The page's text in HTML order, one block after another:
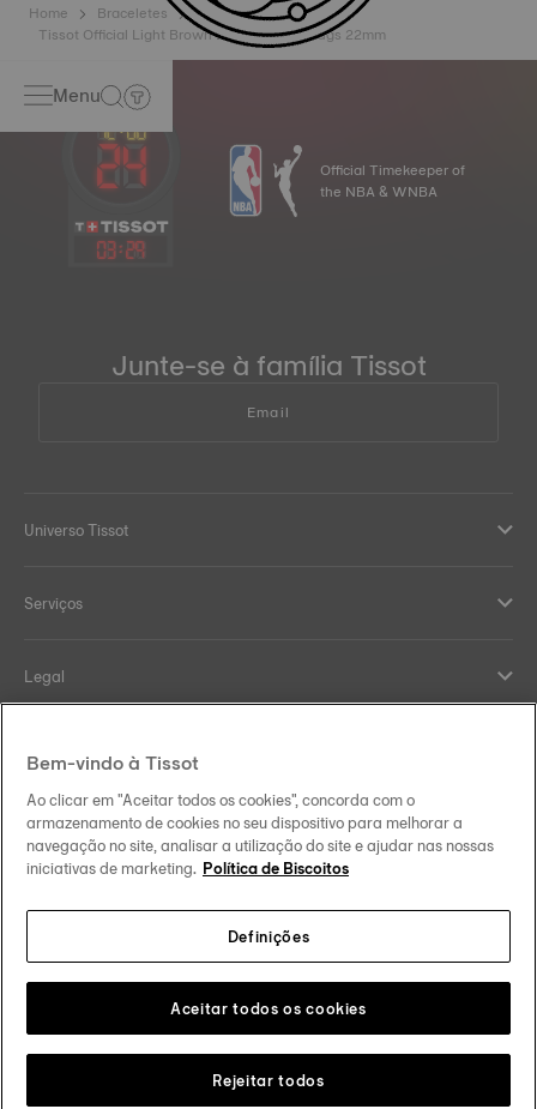
Home
Braceletes
Tissot Official Light Brown Leather Strap Lugs 22mm
Menu
03:29
Official Timekeeper of
the NBA & WNBA
Junte-se à família Tissot
Email
Universo Tissot
Serviços
Legal
Help and contacts
Our commitments
Follow us on social media
Change country Tissot Copyrights 2026
Bem-vindo à Tissot
Ao clicar em "Aceitar todos os cookies", concorda com o
armazenamento de cookies no seu dispositivo para melhorar a
navegação no site, analisar a utilização do site e ajudar nas nossas
iniciativas de marketing. Política de Biscoitos
Definições
Rejeitar todos
Aceitar todos os cookies